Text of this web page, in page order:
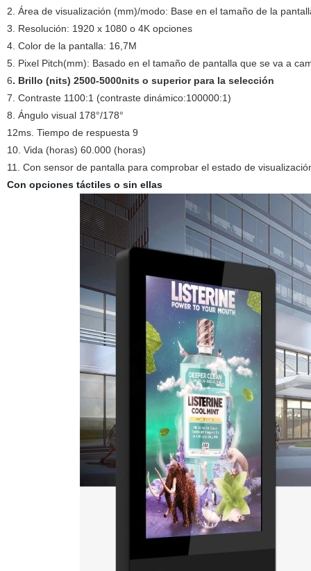
2. Área de visualización (mm)/modo: Base en el tamaño de la
3. Resolución: 1920 x 1080 o 4K opciones
4. Color de la pantalla: 16,7M
5. Pixel Pitch(mm): Basado en el tamaño de pantalla que se va a
6. Brillo (nits) 2500-5000nits o superior para la selección
7. Contraste 1100:1 (contraste dinámico:100000:1)
8. Ángulo visual 178°/178°
12ms. Tiempo de respuesta 9
10. Vida (horas) 60.000 (horas)
11. Con sensor de pantalla para comprobar el estado de
Con opciones táctiles o sin ellas